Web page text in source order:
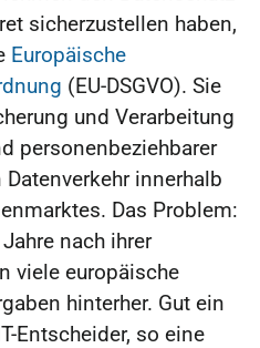
sicherzustellen haben,
Europäische
(EU-DSGVO). Sie
und Verarbeitung
personenbeziehbarer
innerhalb
Das Problem:
nach ihrer
viele europäische
hinterher. Gut ein
Entscheider, so eine